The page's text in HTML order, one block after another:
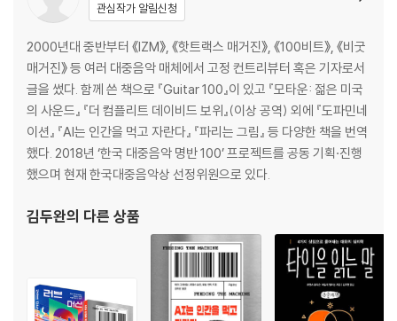
자제력과 자기주도능력
6. 모두가 윈윈하는 직장생활의 기술
부하직원 대하기
상사 대하기
동료 대하기
호르몬과 뇌 화학작용
미생물군집과 유전자
관심작가 알림신청
2000년대 중반부터 《IZM》, 《핫트랙스 매거진》, 《100비트》, 《비굿
매거진》 등 여러 대중음악 매체에서 고정 컨트리뷰터 혹은 기자로서
글을 썼다. 함께 쓴 책으로 『Guitar 100』이 있고 『모타운: 젊은 미국
의 사운드』 『더 컴플리트 데이비드 보위』(이상 공역) 외에 『도파민네
이션』 『AI는 인간을 먹고 자란다』 『파리는 그림』 등 다양한 책을 번역
했다. 2018년 ‘한국 대중음악 명반 100’ 프로젝트를 공동 기획·진행
했으며 현재 한국대중음악상 선정위원으로 있다.
김두완의 다른 상품